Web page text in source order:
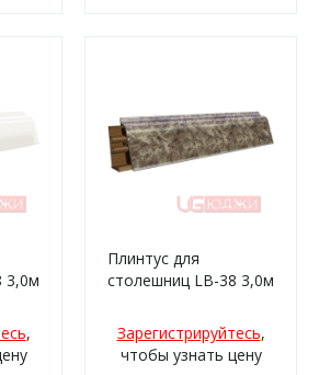
3,0м
,
Плинтус для
столешниц LB-38 3,0м
(4035м/339)
Зарегистрируйтесь,
чтобы узнать цену